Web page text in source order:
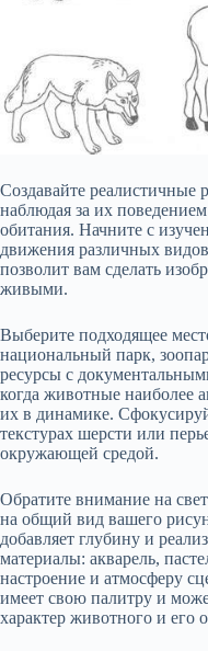
Создавайте
наблюдая за их
обитания. Начните с
движения различных
позволит вам сделать
живыми.
Выберите подходящее
национальный парк,
ресурсы с
когда животные наиболее
их в динамике.
текстурах шерсти или
окружающей средой.
Обратите внимание на
на общий вид вашего
добавляет глубину и
материалы: акварель,
настроение и атмосферу
имеет свою палитру и
характер животного и его